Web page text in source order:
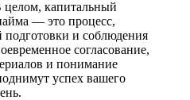
капитальный
— это процесс,
и соблюдения
согласование,
и понимание
успех вашего